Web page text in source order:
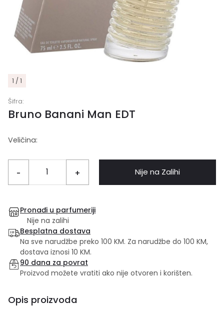
1 / 1
Šifra:
Bruno Banani Man EDT
Veličina:
- + Nije na Zalihi
Pronađi u parfumeriji
Nije na zalihi
Besplatna dostava
Na sve narudžbe preko 100 KM. Za narudžbe do 100 KM,
dostava iznosi 10 KM.
90 dana za povrat
Proizvod možete vratiti ako nije otvoren i korišten.
Opis proizvoda